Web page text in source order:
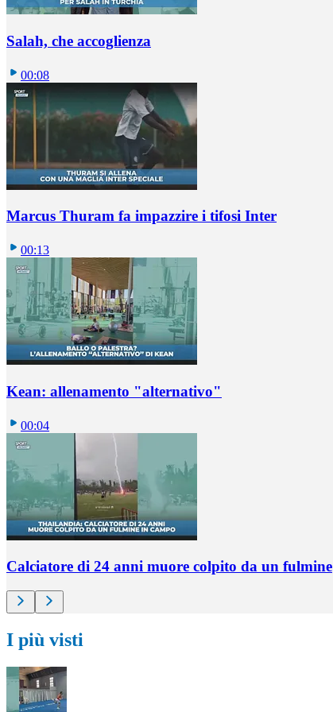
Salah, che accoglienza
00:08
Marcus Thuram fa impazzire i tifosi Inter
00:13
Kean: allenamento "alternativo"
00:04
Calciatore di 24 anni muore colpito da un fulmine
I più visti